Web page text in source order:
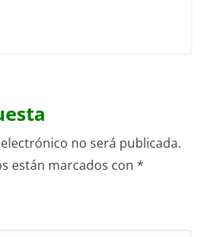
no será publicada.
están marcados con *